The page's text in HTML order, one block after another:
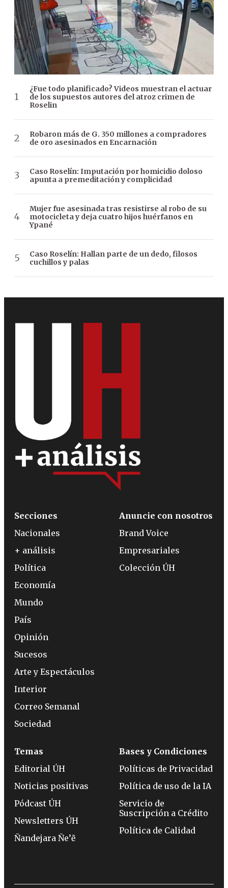
¿Fue todo planificado? Videos muestran el actuar
de los supuestos autores del atroz crimen de
Roselin
Robaron más de G. 350 millones a compradores
de oro asesinados en Encarnación
Caso Roselín: Imputación por homicidio doloso
apunta a premeditación y complicidad
Mujer fue asesinada tras resistirse al robo de su
motocicleta y deja cuatro hijos huérfanos en
Ypané
Caso Roselín: Hallan parte de un dedo, filosos
cuchillos y palas
Secciones
Nacionales
+ análisis
Política
Economía
Mundo
País
Opinión
Sucesos
Arte y Espectáculos
Interior
Correo Semanal
Sociedad
Anuncie con nosotros
Brand Voice
Empresariales
Colección ÚH
Temas
Editorial ÚH
Noticias positivas
Pódcast ÚH
Newsletters ÚH
Ñandejara Ñe’ẽ
Bases y Condiciones
Políticas de Privacidad
Política de uso de la IA
Servicio de
Suscripción a Crédito
Política de Calidad